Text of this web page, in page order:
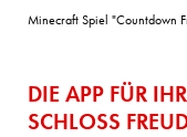
Minecraft Spiel "Countdown
DIE APP FÜR
SCHLOSS